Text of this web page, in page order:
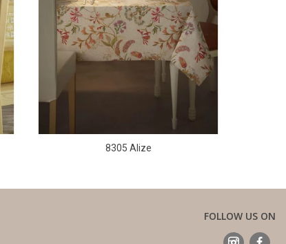
8305 Alize
FOLLOW US ON